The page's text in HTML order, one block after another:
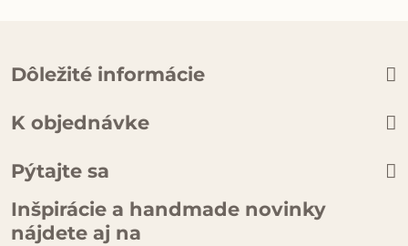
Dôležité informácie
K objednávke
Pýtajte sa
Inšpirácie a handmade novinky
nájdete aj na